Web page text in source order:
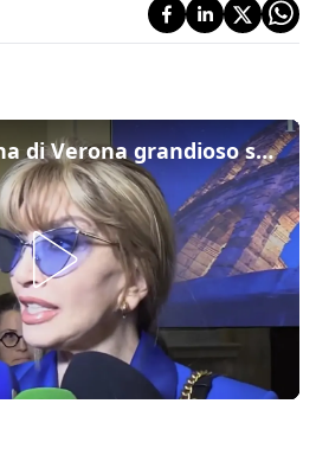
Carlucci: "All'Arena di Verona grandioso spettacolo per l'Italia nel mondo"